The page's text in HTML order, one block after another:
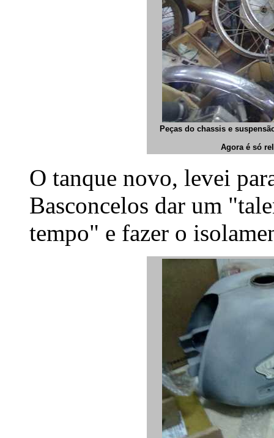
Peças do chassis e
Agora é só
O tanque novo, levei
Basconcelos dar um
tempo" e fazer o